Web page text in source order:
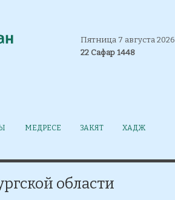
Пятница 7 августа 2026
22 Сафар 1448
МЕДРЕСЕ ЗАКЯТ ХАДЖ
области